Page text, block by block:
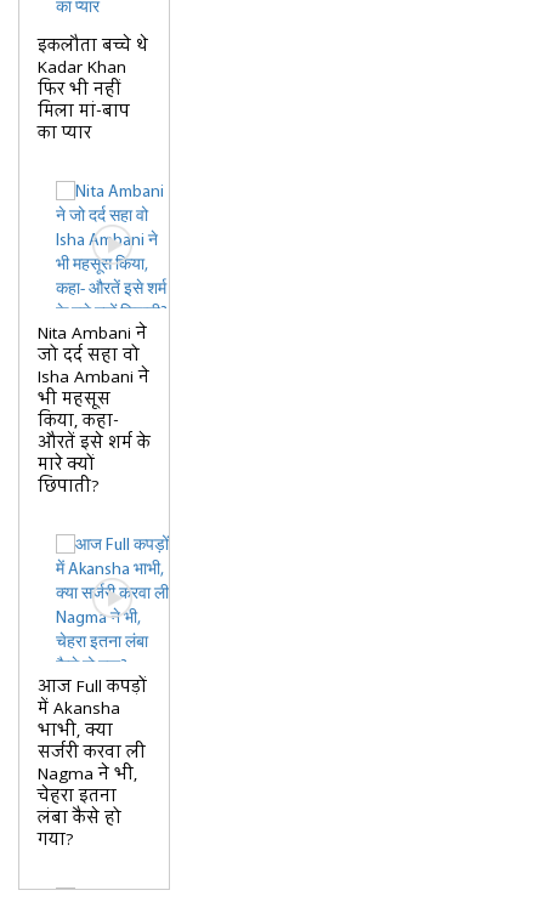
इकलौता बच्चे थे
Kadar Khan
फिर भी नहीं
मिला मां-बाप
का प्यार
Nita Ambani ने
जो दर्द सहा वो
Isha Ambani ने
भी महसूस
किया, कहा-
औरतें इसे शर्म के
मारे क्यों
छिपाती?
आज Full कपड़ों
में Akansha
भाभी, क्या
सर्जरी करवा ली
Nagma ने भी,
चेहरा इतना
लंबा कैसे हो
गया?